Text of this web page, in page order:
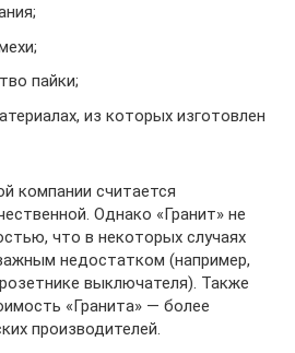
пайки;
из которых изготовлен
компании считается
Однако «Гранит» не
что в некоторых случаях
недостатком (например,
выключателя). Также
«Гранита» — более
производителей.